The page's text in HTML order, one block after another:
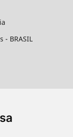
- BRASIL
Mineiro